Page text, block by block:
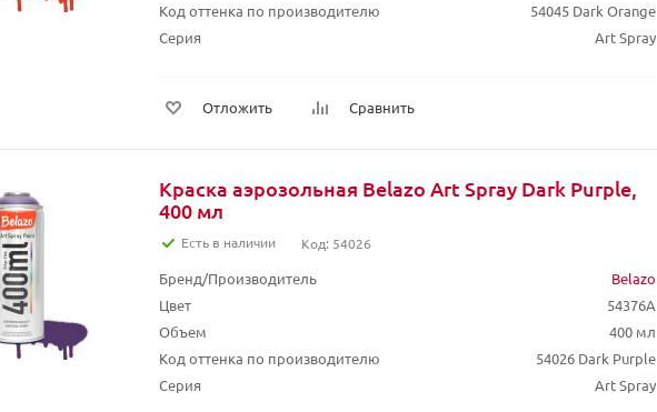
Код оттенка по производителю
54045 Dark Orange
Серия
Art Spray
Отложить Сравнить
Краска аэрозольная Belazo Art Spray Dark Purple,
400 мл
Есть в наличии Код: 54026
Бренд/Производитель
Belazo
Цвет
54376A
Объем
400 мл
Код оттенка по производителю
54026 Dark Purple
Серия
Art Spray